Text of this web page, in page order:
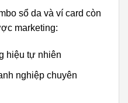
sổ da và ví card còn
marketing:
hiệu tự nhiên
nghiệp chuyên